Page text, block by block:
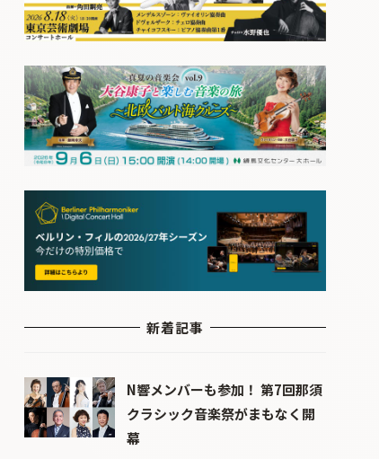
新着記事
N響メンバーも参加！ 第7回那須
クラシック音楽祭がまもなく開
幕